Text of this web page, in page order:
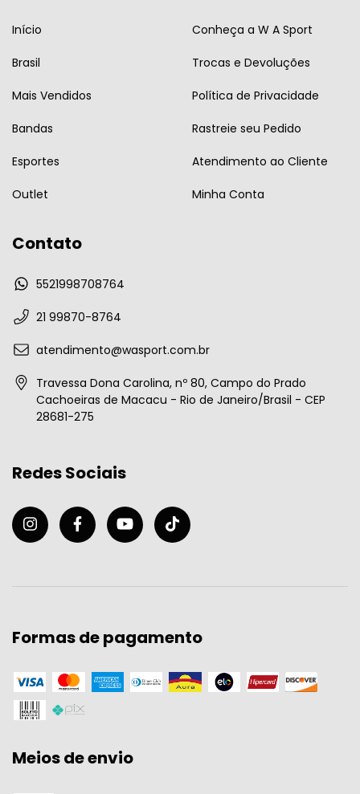
Início
Brasil
Mais Vendidos
Bandas
Esportes
Outlet
Conheça a W A Sport
Trocas e Devoluções
Política de Privacidade
Rastreie seu Pedido
Atendimento ao Cliente
Minha Conta
Contato
5521998708764
21 99870-8764
atendimento@wasport.com.br
Travessa Dona Carolina, nº 80, Campo do Prado
Cachoeiras de Macacu - Rio de Janeiro/Brasil - CEP
28681-275
Redes Sociais
Formas de pagamento
Meios de envio